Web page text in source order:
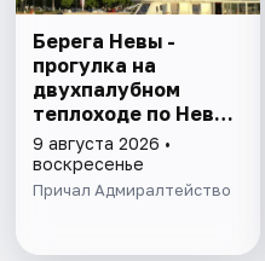
Берега Невы -
прогулка на
двухпалубном
теплоходе по Неве
с подходом к
Финскому заливу
9 августа 2026 •
воскресенье
Причал Адмиралтейство